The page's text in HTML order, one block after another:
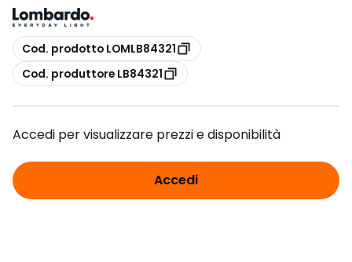
copia
Cod. prodotto LOMLB84321
copia
Cod. produttore LB84321
Accedi per visualizzare prezzi e disponibilità
Accedi